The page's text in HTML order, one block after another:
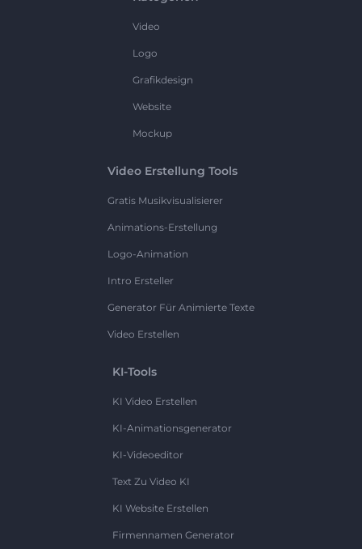
Video
Logo
Grafikdesign
Website
Mockup
Video Erstellung Tools
Gratis Musikvisualisierer
Animations-Erstellung
Logo-Animation
Intro Ersteller
Generator Für Animierte Texte
Video Erstellen
KI-Tools
KI Video Erstellen
KI-Animationsgenerator
KI-Videoeditor
Text Zu Video KI
KI Website Erstellen
Firmennamen Generator